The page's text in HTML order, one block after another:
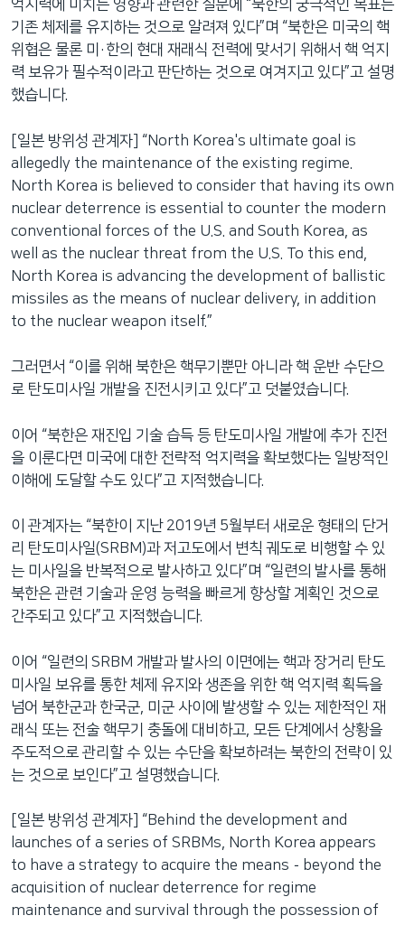
억지력에 미치는 영향과 관련한 질문에 “북한의 궁극적인 목표는
기존 체제를 유지하는 것으로 알려져 있다”며 “북한은 미국의 핵
위협은 물론 미·한의 현대 재래식 전력에 맞서기 위해서 핵 억지
력 보유가 필수적이라고 판단하는 것으로 여겨지고 있다”고 설명
했습니다.
[일본 방위성 관계자] “North Korea's ultimate goal is
allegedly the maintenance of the existing regime.
North Korea is believed to consider that having its own
nuclear deterrence is essential to counter the modern
conventional forces of the U.S. and South Korea, as
well as the nuclear threat from the U.S. To this end,
North Korea is advancing the development of ballistic
missiles as the means of nuclear delivery, in addition
to the nuclear weapon itself.”
그러면서 “이를 위해 북한은 핵무기뿐만 아니라 핵 운반 수단으
로 탄도미사일 개발을 진전시키고 있다”고 덧붙였습니다.
이어 “북한은 재진입 기술 습득 등 탄도미사일 개발에 추가 진전
을 이룬다면 미국에 대한 전략적 억지력을 확보했다는 일방적인
이해에 도달할 수도 있다”고 지적했습니다.
이 관계자는 “북한이 지난 2019년 5월부터 새로운 형태의 단거
리 탄도미사일(SRBM)과 저고도에서 변칙 궤도로 비행할 수 있
는 미사일을 반복적으로 발사하고 있다”며 “일련의 발사를 통해
북한은 관련 기술과 운영 능력을 빠르게 향상할 계획인 것으로
간주되고 있다”고 지적했습니다.
이어 “일련의 SRBM 개발과 발사의 이면에는 핵과 장거리 탄도
미사일 보유를 통한 체제 유지와 생존을 위한 핵 억지력 획득을
넘어 북한군과 한국군, 미군 사이에 발생할 수 있는 제한적인 재
래식 또는 전술 핵무기 충돌에 대비하고, 모든 단계에서 상황을
주도적으로 관리할 수 있는 수단을 확보하려는 북한의 전략이 있
는 것으로 보인다”고 설명했습니다.
[일본 방위성 관계자] “Behind the development and
launches of a series of SRBMs, North Korea appears
to have a strategy to acquire the means－beyond the
acquisition of nuclear deterrence for regime
maintenance and survival through the possession of